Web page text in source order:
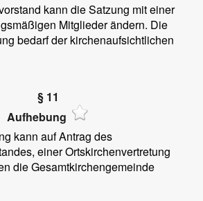
kann die Satzung mit einer
Mitglieder ändern. Die
bedarf der kirchenaufsichtlichen
§ 11
Aufhebung
kann auf Antrag des
einer Ortskirchenvertretung
die Gesamtkirchengemeinde